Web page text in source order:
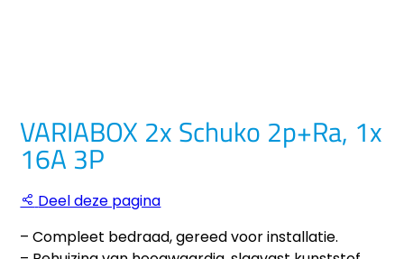
VARIABOX 2x Schuko 2p+Ra, 1x
16A 3P
Deel deze pagina
– Compleet bedraad, gereed voor installatie.